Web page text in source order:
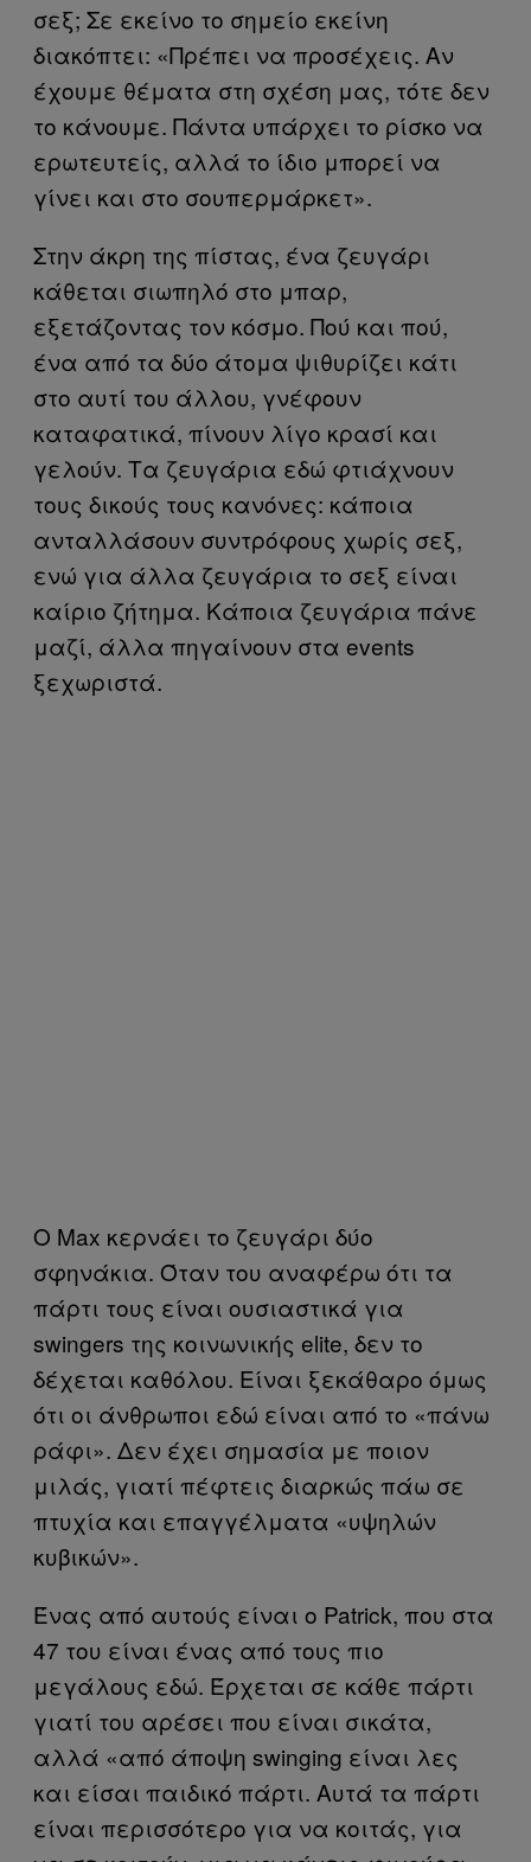
σεξ; Σε εκείνο το σημείο εκείνη
διακόπτει: «Πρέπει να προσέχεις. Αν
έχουμε θέματα στη σχέση μας, τότε δεν
το κάνουμε. Πάντα υπάρχει το ρίσκο να
ερωτευτείς, αλλά το ίδιο μπορεί να
γίνει και στο σουπερμάρκετ».
Στην άκρη της πίστας, ένα ζευγάρι
κάθεται σιωπηλό στο μπαρ,
εξετάζοντας τον κόσμο. Πού και πού,
ένα από τα δύο άτομα ψιθυρίζει κάτι
στο αυτί του άλλου, γνέφουν
καταφατικά, πίνουν λίγο κρασί και
γελούν. Τα ζευγάρια εδώ φτιάχνουν
τους δικούς τους κανόνες: κάποια
ανταλλάσουν συντρόφους χωρίς σεξ,
ενώ για άλλα ζευγάρια το σεξ είναι
καίριο ζήτημα. Κάποια ζευγάρια πάνε
μαζί, άλλα πηγαίνουν στα events
ξεχωριστά.
O Max κερνάει το ζευγάρι δύο
σφηνάκια. Όταν του αναφέρω ότι τα
πάρτι τους είναι ουσιαστικά για
swingers της κοινωνικής elite, δεν το
δέχεται καθόλου. Είναι ξεκάθαρο όμως
ότι οι άνθρωποι εδώ είναι από το «πάνω
ράφι». Δεν έχει σημασία με ποιον
μιλάς, γιατί πέφτεις διαρκώς πάω σε
πτυχία και επαγγέλματα «υψηλών
κυβικών».
Ένας από αυτούς είναι ο Patrick, που στα
47 του είναι ένας από τους πιο
μεγάλους εδώ. Έρχεται σε κάθε πάρτι
γιατί του αρέσει που είναι σικάτα,
αλλά «από άποψη swinging είναι λες
και είσαι παιδικό πάρτι. Αυτά τα πάρτι
είναι περισσότερο για να κοιτάς, για